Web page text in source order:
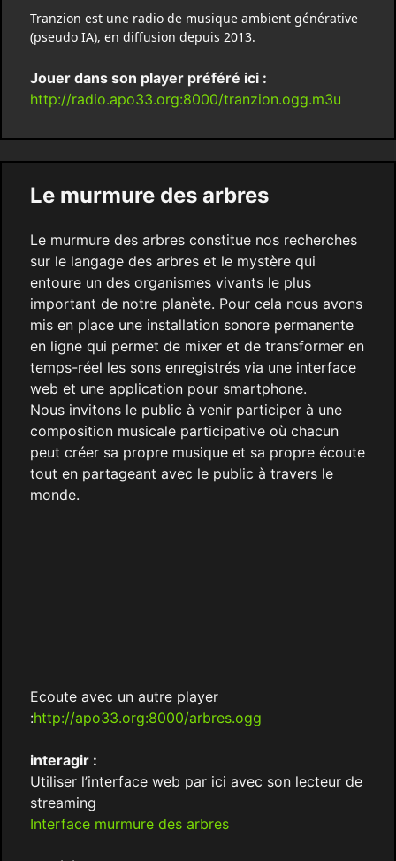
Tranzion est une radio de musique ambient générative
(pseudo IA), en diffusion depuis 2013.
Jouer dans son player préféré ici :
http://radio.apo33.org:8000/tranzion.ogg.m3u
Le murmure des arbres
Le murmure des arbres constitue nos recherches
sur le langage des arbres et le mystère qui
entoure un des organismes vivants le plus
important de notre planète. Pour cela nous avons
mis en place une installation sonore permanente
en ligne qui permet de mixer et de transformer en
temps-réel les sons enregistrés via une interface
web et une application pour smartphone.
Nous invitons le public à venir participer à une
composition musicale participative où chacun
peut créer sa propre musique et sa propre écoute
tout en partageant avec le public à travers le
monde.
Ecoute avec un autre player
:http://apo33.org:8000/arbres.ogg
interagir :
Utiliser l’interface web par ici avec son lecteur de
streaming
Interface murmure des arbres